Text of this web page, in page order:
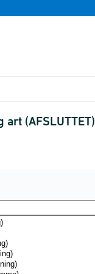
(AFSLUTTET)